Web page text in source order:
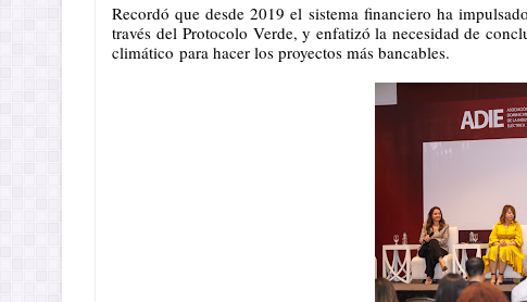
Recordó que desde 2019 el sistema financiero ha
través del Protocolo Verde, y enfatizó la necesidad de
climático para hacer los proyectos más bancables.